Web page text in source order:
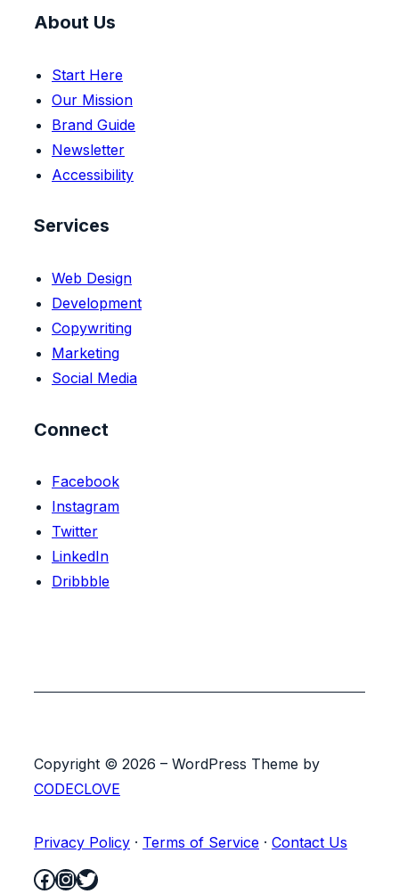
About Us
Start Here
Our Mission
Brand Guide
Newsletter
Accessibility
Services
Web Design
Development
Copywriting
Marketing
Social Media
Connect
Facebook
Instagram
Twitter
LinkedIn
Dribbble
Copyright © 2026 – WordPress Theme by
CODECLOVE
Privacy Policy · Terms of Service · Contact Us
Facebook
Instagram
Twitter